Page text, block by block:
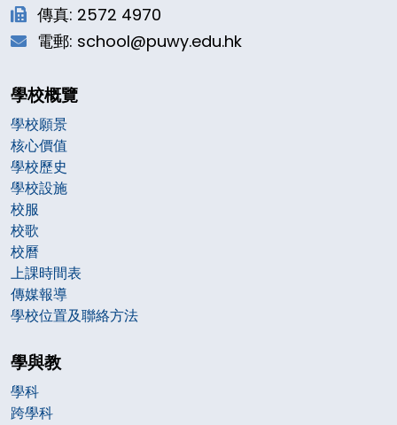
傳真: 2572 4970
電郵: school@puwy.edu.hk
學校概覽
學校願景
核心價值
學校歷史
學校設施
校服
校歌
校曆
上課時間表
傳媒報導
學校位置及聯絡方法
學與教
學科
跨學科